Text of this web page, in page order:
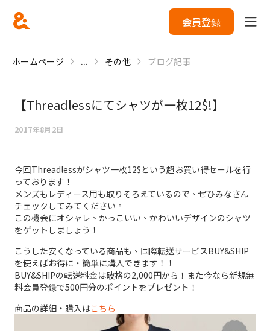
会員登録
ホームページ ... その他 ブログ記事
【Threadlessにてシャツが一枚12$!】
2017年8月2日
今回Threadlessがシャツ一枚12$という超お買い得セールを行
っております！
メンズもレディース用も取りそろえているので、ぜひみなさん
チェックしてみてください。
この機会にオシャレ、かっこいい、かわいいデザインのシャツ
をゲットしましょう！
こうした安くなっている商品も、国際転送サービスBUY&SHIP
を使えばお得に・簡単に購入できます！！
BUY&SHIPの転送料金は破格の2,000円から！また今なら新規無
料会員登録で500円分のポイントをプレゼント！
商品の詳細・購入はこちら